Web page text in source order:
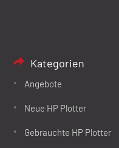
Kategorien
Angebote
Neue HP Plotter
Gebrauchte HP Plotter